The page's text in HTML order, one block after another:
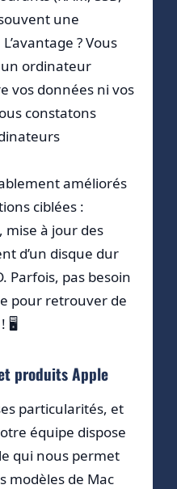
une
? Vous
ordinateur
vos données ni vos
constatons
améliorés
ciblées :
mise à jour des
d’un disque dur
Parfois, pas besoin
pour retrouver de
🖥️
produits Apple
particularités, et
équipe dispose
qui nous permet
modèles de Mac